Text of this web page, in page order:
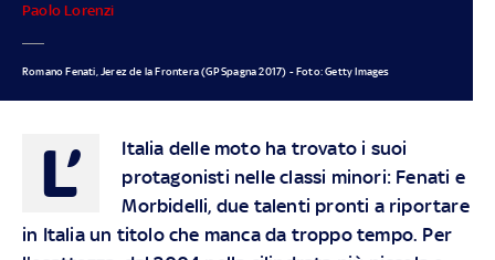
Paolo Lorenzi
Romano Fenati, Jerez de la Frontera (GP Spagna 2017) - Foto: Getty Images
L’
Italia delle moto ha trovato i suoi
protagonisti nelle classi minori: Fenati e
Morbidelli, due talenti pronti a riportare
in Italia un titolo che manca da troppo tempo. Per